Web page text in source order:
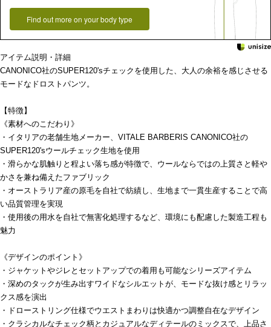
Find out more on your body type
アイテム説明・詳細
CANONICO社のSUPER120'sチェックを使用した、大人の余裕を感じさせる
モードなドロストパンツ。
【特徴】
《素材へのこだわり》
・イタリアの老舗生地メーカー、VITALE BARBERIS CANONICO社の
SUPER120'sウールチェック生地を使用
・滑らかな肌触りと程よい落ち感が特徴で、ウールならではの上質さと軽や
かさを兼ね備えたファブリック
・オーストラリア産の原毛を自社で紡績し、生地まで一貫生産することで高
い品質管理を実現
・使用後の用水を自社で無害化処理するなど、環境にも配慮した製造工程も
魅力
《デザインのポイント》
・ジャケットやジレとセットアップでの着用も可能なシリーズアイテム
・深めのタックが生み出すワイドなシルエットが、モードな抜け感とリラッ
クス感を演出
・ドローストリング仕様でウエストまわりは快適かつ調整自在なデザイン
・クラシカルなチェック柄とカジュアルなディテールのミックスで、上品さ